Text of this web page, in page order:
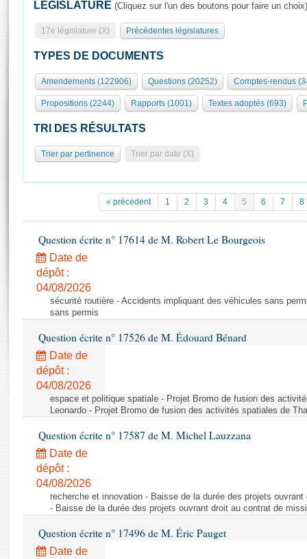
Présidence
577 députés
Groupes politiques
Séance publique
Commissions et autres organes
Europe et International
Pétitions
Projets de loi
Propositions de loi
Amendements
Textes adoptés
Rapports législatifs
Rapports sur l'application des lois
Baromètre de l’application des lois
Dossiers législatifs
Budget et sécurité sociale
Questions écrites et orales
Comptes rendus des débats
Rôle et pouvoirs de l'Assemblée
Organisation de l'Assemblée
Présidence Conférence des Présidents Bureau Collège des
Statistiques et chiffres clés
Documents de référence
( Constitution | Règlement de l'Assemblée ... )
Histoire
Juniors
Anciennes législatures
Visiter l'Assemblée
Visite virtuelle du palais Bourbon
Assister à une séance
La Bibliothèque
Contacts et plan d'accès
Photos libres de droit
LÉGISLATURE (Cliquez sur l'un des boutons pour faire un choix)
17e législature (X) Précédentes législatures
TYPES DE DOCUMENTS
Amendements (122906) Questions (20252) Comptes-rendus
Propositions (2244) Rapports (1001) Textes adoptés (693)
TRI DES RÉSULTATS
Trier par pertinence Trier par date (X)
« précedent 1 2 3 4 5 6 7 8
Question écrite n° 17614 de M. Robert Le Bourgeois
Date de
dépôt :
04/08/2026
sécurité routière - Accidents impliquant des véhicules sans
sans permis
Question écrite n° 17526 de M. Édouard Bénard
Date de
dépôt :
04/08/2026
espace et politique spatiale - Projet Bromo de fusion des
Leonardo - Projet Bromo de fusion des activités spatiales de
Question écrite n° 17587 de M. Michel Lauzzana
Date de
dépôt :
04/08/2026
recherche et innovation - Baisse de la durée des projets
- Baisse de la durée des projets ouvrant droit au contrat de
Question écrite n° 17496 de M. Éric Pauget
Date de